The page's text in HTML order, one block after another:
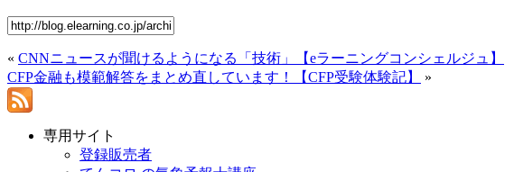
« CNNニュースが聞けるようになる「技術」【eラーニングコンシェルジュ】
CFP金融も模範解答をまとめ直しています！【CFP受験体験記】
»
専用サイト
登録販売者